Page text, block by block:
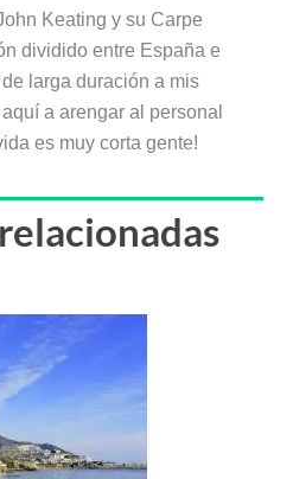
Keating y su Carpe
dividido entre España e
larga duración a mis
a arengar al personal
es muy corta gente!